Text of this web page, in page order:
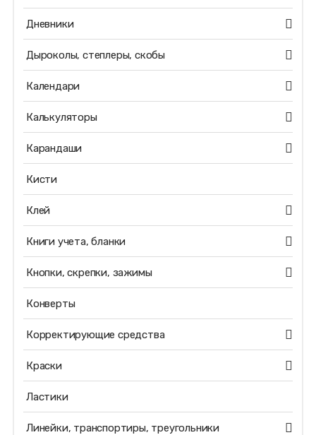
Дневники
Дыроколы, степлеры, скобы
Календари
Калькуляторы
Карандаши
Кисти
Клей
Книги учета, бланки
Кнопки, скрепки, зажимы
Конверты
Корректирующие средства
Краски
Ластики
Линейки, транспортиры, треугольники